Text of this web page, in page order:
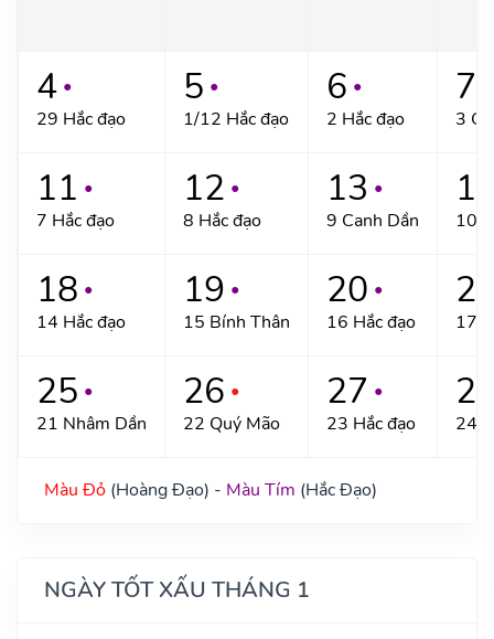
4 ●
29 Hắc đạo
5 ●
1/12 Hắc đạo
6 ●
2 Hắc đạo
7
3
11 ●
7 Hắc đạo
12 ●
8 Hắc đạo
13 ●
9 Canh Dần 10
18 ●
14 Hắc đạo
19 ●
15 Bính Thân
20 ●
16 Hắc đạo 17
25 ●
21 Nhâm Dần
26 ●
22 Quý Mão
27 ●
23 Hắc đạo 24
Màu Đỏ (Hoàng Đạo) - Màu Tím (Hắc Đạo)
NGÀY TỐT XẤU THÁNG 1